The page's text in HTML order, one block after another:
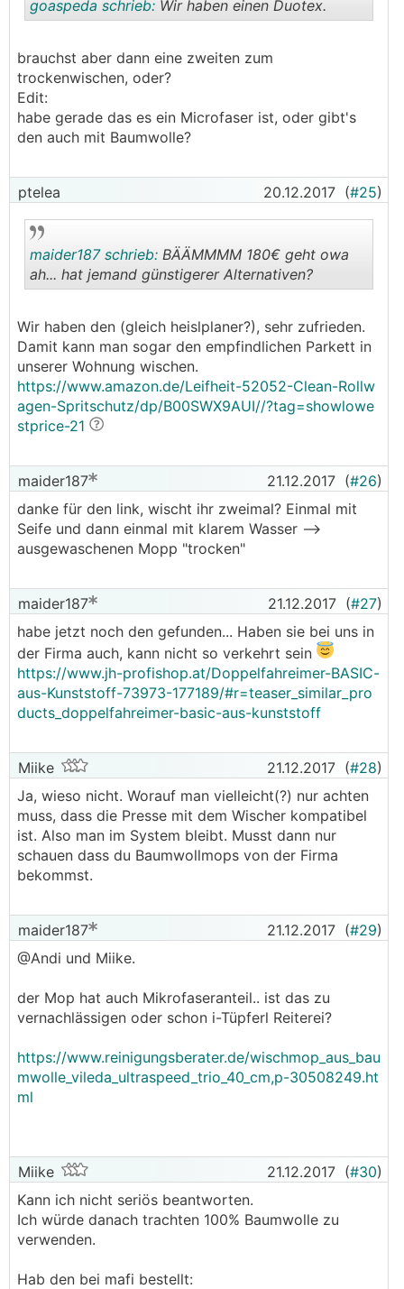
goaspeda schrieb: Wir haben einen Duotex.
brauchst aber dann eine zweiten zum
trockenwischen, oder?
Edit:
habe gerade das es ein Microfaser ist, oder gibt's
den auch mit Baumwolle?
ptelea 20.12.2017 (#25)
..
maider187 schrieb: BÄÄMMMM 180€ geht owa
ah... hat jemand günstigerer Alternativen?
Wir haben den (gleich heislplaner?), sehr zufrieden.
Damit kann man sogar den empfindlichen Parkett in
unserer Wohnung wischen.
https://www.amazon.de/Leifheit-52052-Clean-Rollw
agen-Spritschutz/dp/B00SWX9AUI//?tag=showlowe
stprice-21
maider187 21.12.2017 (#26)
danke für den link, wischt ihr zweimal? Einmal mit
Seife und dann einmal mit klarem Wasser -->
ausgewaschenen Mopp "trocken"
maider187 21.12.2017 (#27)
habe jetzt noch den gefunden... Haben sie bei uns in
der Firma auch, kann nicht so verkehrt sein
https://www.jh-profishop.at/Doppelfahreimer-BASIC-
aus-Kunststoff-73973-177189/#r=teaser_similar_pro
ducts_doppelfahreimer-basic-aus-kunststoff
Miike 21.12.2017 (#28)
Ja, wieso nicht. Worauf man vielleicht(?) nur achten
muss, dass die Presse mit dem Wischer kompatibel
ist. Also man im System bleibt. Musst dann nur
schauen dass du Baumwollmops von der Firma
bekommst.
maider187 21.12.2017 (#29)
@Andi und Miike.
der Mop hat auch Mikrofaseranteil.. ist das zu
vernachlässigen oder schon i-Tüpferl Reiterei?
https://www.reinigungsberater.de/wischmop_aus_bau
mwolle_vileda_ultraspeed_trio_40_cm,p-30508249.ht
ml
Miike 21.12.2017 (#30)
Kann ich nicht seriös beantworten.
Ich würde danach trachten 100% Baumwolle zu
verwenden.
Hab den bei mafi bestellt: